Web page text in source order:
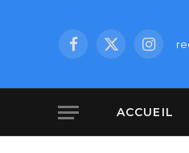
Facebook
X
ACCUEIL